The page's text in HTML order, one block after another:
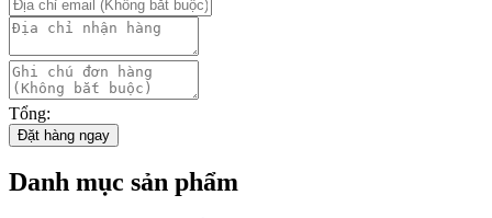
Tổng:
Đặt hàng ngay
Danh mục sản phẩm